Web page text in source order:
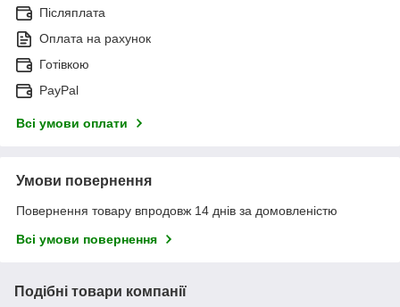
Післяплата
Оплата на рахунок
Готівкою
PayPal
Всі умови оплати
Умови повернення
Повернення товару впродовж 14 днів за домовленістю
Всі умови повернення
Подібні товари компанії